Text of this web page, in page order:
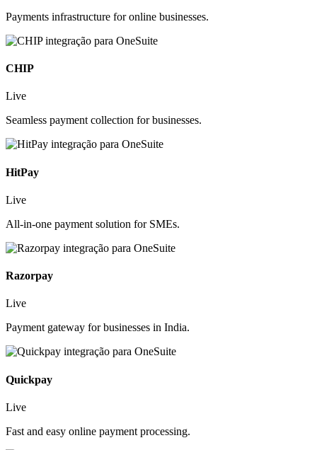
Payments infrastructure for online businesses.
CHIP
Live
Seamless payment collection for businesses.
HitPay
Live
All-in-one payment solution for SMEs.
Razorpay
Live
Payment gateway for businesses in India.
Quickpay
Live
Fast and easy online payment processing.